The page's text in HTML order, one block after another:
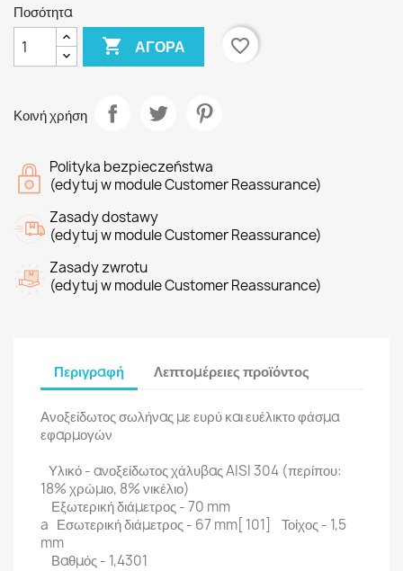
Ποσότητα
 ΑΓΟΡΆ favorite_border
Κοινή χρήση
Polityka bezpieczeństwa
(edytuj w module Customer Reassurance)
Zasady dostawy
(edytuj w module Customer Reassurance)
Zasady zwrotu
(edytuj w module Customer Reassurance)
Περιγραφή Λεπτομέρειες προϊόντος
Ανοξείδωτος σωλήνας με ευρύ και ευέλικτο φάσμα
εφαρμογών
Υλικό - ανοξείδωτος χάλυβας AISI 304 (περίπου:
18% χρώμιο, 8% νικέλιο)
Εξωτερική διάμετρος - 70 mm
a Εσωτερική διάμετρος - 67 mm[ 101] Τοίχος - 1,5
mm
Βαθμός - 1,4301